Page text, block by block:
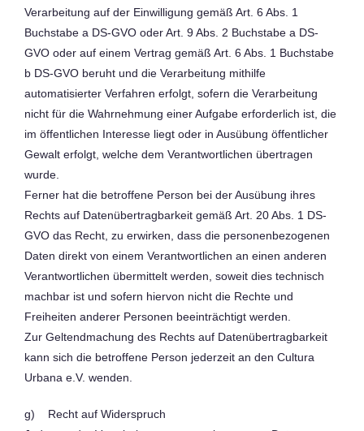
Verarbeitung auf der Einwilligung gemäß Art. 6 Abs. 1
Buchstabe a DS-GVO oder Art. 9 Abs. 2 Buchstabe a DS-
GVO oder auf einem Vertrag gemäß Art. 6 Abs. 1 Buchstabe
b DS-GVO beruht und die Verarbeitung mithilfe
automatisierter Verfahren erfolgt, sofern die Verarbeitung
nicht für die Wahrnehmung einer Aufgabe erforderlich ist, die
im öffentlichen Interesse liegt oder in Ausübung öffentlicher
Gewalt erfolgt, welche dem Verantwortlichen übertragen
wurde.
Ferner hat die betroffene Person bei der Ausübung ihres
Rechts auf Datenübertragbarkeit gemäß Art. 20 Abs. 1 DS-
GVO das Recht, zu erwirken, dass die personenbezogenen
Daten direkt von einem Verantwortlichen an einen anderen
Verantwortlichen übermittelt werden, soweit dies technisch
machbar ist und sofern hiervon nicht die Rechte und
Freiheiten anderer Personen beeinträchtigt werden.
Zur Geltendmachung des Rechts auf Datenübertragbarkeit
kann sich die betroffene Person jederzeit an den Cultura
Urbana e.V. wenden.
g) Recht auf Widerspruch